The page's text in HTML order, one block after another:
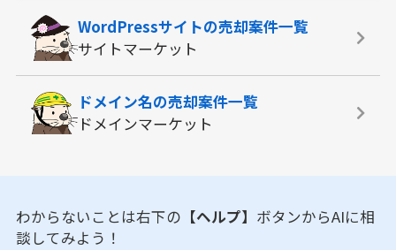
WordPressサイトの売却案件一覧
サイトマーケット
ドメイン名の売却案件一覧
ドメインマーケット
わからないことは右下の 【ヘルプ】 ボタンからAIに相
談してみよう！